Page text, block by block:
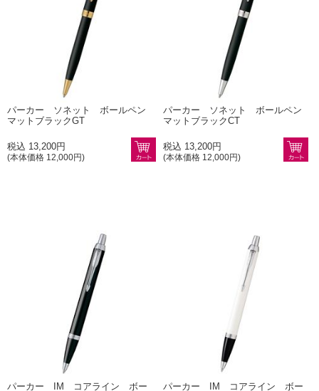
パーカー ソネット ボールペン
マットブラックGT
税込 13,200円
(本体価格 12,000円)
パーカー ソネット ボールペン
マットブラックCT
税込 13,200円
(本体価格 12,000円)
パーカー IM コアライン ボー パーカー IM コアライン ボー